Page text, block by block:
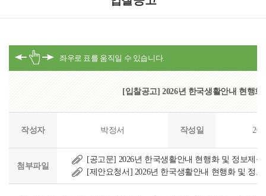
[입찰공고] 2026년 한국생활안내 현행
작성자 박정서 작성일
첨부파일
[공고문] 2026년 한국생활안내 현행화 및 정보제
[제안요청서] 2026년 한국생활안내 현행화 및 정